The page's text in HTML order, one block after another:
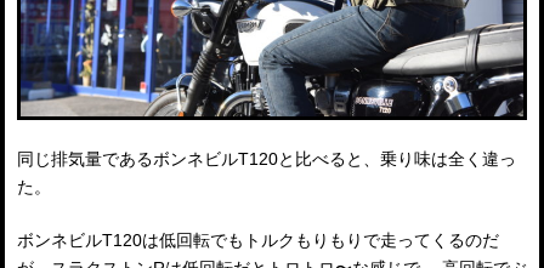
同じ排気量であるボンネビルT120と比べると、乗り味は全く違っ
た。
ボンネビルT120は低回転でもトルクもりもりで走ってくるのだ